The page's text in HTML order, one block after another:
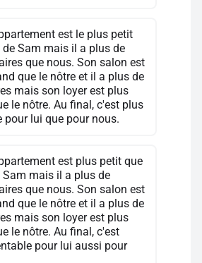
est le plus petit
de Sam mais il a plus de
que nous. Son salon est
que le nôtre et il a plus de
mais son loyer est plus
le nôtre. Au final, c'est plus
pour lui que pour nous.
est plus petit que
Sam mais il a plus de
que nous. Son salon est
que le nôtre et il a plus de
mais son loyer est plus
le nôtre. Au final, c'est
pour lui aussi pour